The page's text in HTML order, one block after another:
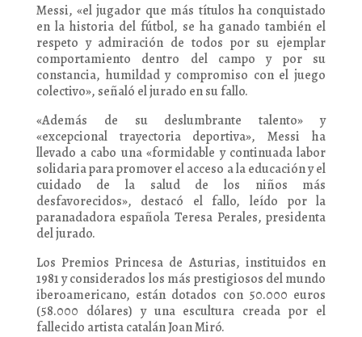
Messi, «el jugador que más títulos ha conquistado
en la historia del fútbol, se ha ganado también el
respeto y admiración de todos por su ejemplar
comportamiento dentro del campo y por su
constancia, humildad y compromiso con el juego
colectivo», señaló el jurado en su fallo.
«Además de su deslumbrante talento» y
«excepcional trayectoria deportiva», Messi ha
llevado a cabo una «formidable y continuada labor
solidaria para promover el acceso a la educación y el
cuidado de la salud de los niños más
desfavorecidos», destacó el fallo, leído por la
paranadadora española Teresa Perales, presidenta
del jurado.
Los Premios Princesa de Asturias, instituidos en
1981 y considerados los más prestigiosos del mundo
iberoamericano, están dotados con 50.000 euros
(58.000 dólares) y una escultura creada por el
fallecido artista catalán Joan Miró.